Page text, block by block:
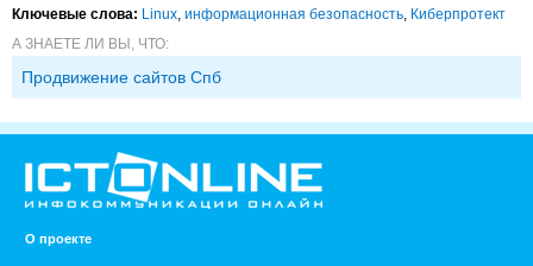
Ключевые слова: Linux, информационная безопасность, Киберпротект
А ЗНАЕТЕ ЛИ ВЫ, ЧТО:
Продвижение сайтов Спб
О проекте